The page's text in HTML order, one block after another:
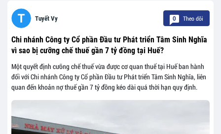
Tuyết Vy 0 Theo dõi
Chi nhánh Công ty Cổ phần Đầu tư Phát triển Tâm Sinh Nghĩa
vì sao bị cưỡng chế thuế gần 7 tỷ đồng tại Huế?
Một quyết định cưỡng chế thuế vừa được cơ quan thuế tại Huế ban hành
đối với Chi nhánh Công ty Cổ phần Đầu tư Phát triển Tâm Sinh Nghĩa, liên
quan đến khoản nợ thuế gần 7 tỷ đồng kéo dài quá thời hạn quy định.